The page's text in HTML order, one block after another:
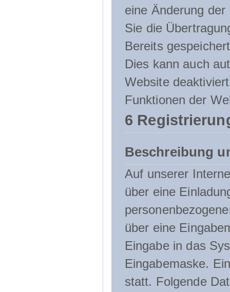
eine Änderung
Sie die
Bereits
Dies kann auch
Website
Funktionen der
6
Beschreibung
Auf unserer
über eine
über eine
Eingabe in das
Eingabemaske.
statt. Folgende